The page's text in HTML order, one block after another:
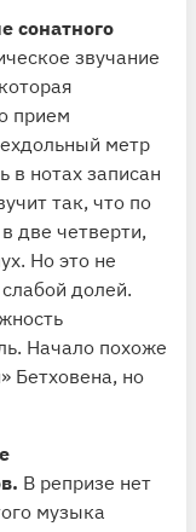
сонатного
звучание
прием
метр
в нотах записан
так, что по
две четверти,
Но это не
долей.
Начало похоже
Бетховена, но
В репризе нет
музыка